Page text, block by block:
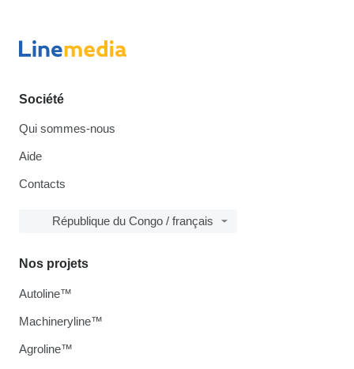
Société
Qui sommes-nous
Aide
Contacts
République du Congo / français
Nos projets
Autoline™
Machineryline™
Agroline™